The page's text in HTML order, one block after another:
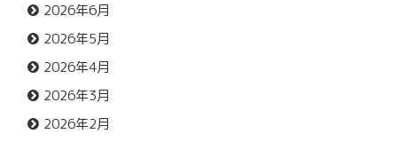
2026年6月
2026年5月
2026年4月
2026年3月
2026年2月